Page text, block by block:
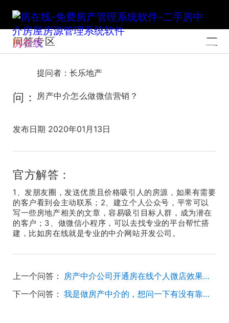
房在线
问答专区
提问者：长乐地产
问： 房产中介怎么做微信营销？
发布日期 2020年01月13日
官方解答：
1、发朋友圈，发送优质且价格吸引人的房源，如果有需要
的客户看到会主动联系；2、建立个人公众号，平常可以
写一些房地产相关的文章，容易吸引目标人群，成为潜在
的客户；3、做微信小程序，可以去找专业的平台帮忙搭
建，比如房在线就是专业的中介网站开发公司。
上一个问答：
房产中介公司开通房在线个人微店效果怎么样？
下一个问答：
我是做房产中介的，想问一下有没有靠谱一点的平台帮忙我们公司做微信小程序？